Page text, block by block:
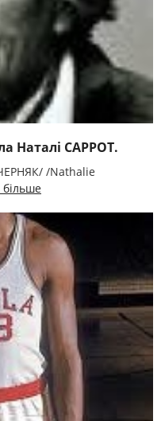
Наталі САРРОТ.
/Nathalie
більше